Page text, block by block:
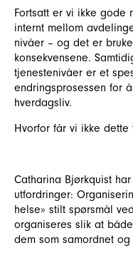
Fortsatt er vi ikke gode
internt mellom
nivåer – og det er
konsekvensene.
tjenestenivåer er et
endringsprosessen for
hverdagsliv.
Hvorfor får vi ikke dette
Catharina Bjørkquist
utfordringer:
helse» stilt spørsmål
organiseres slik at
dem som samordnet og